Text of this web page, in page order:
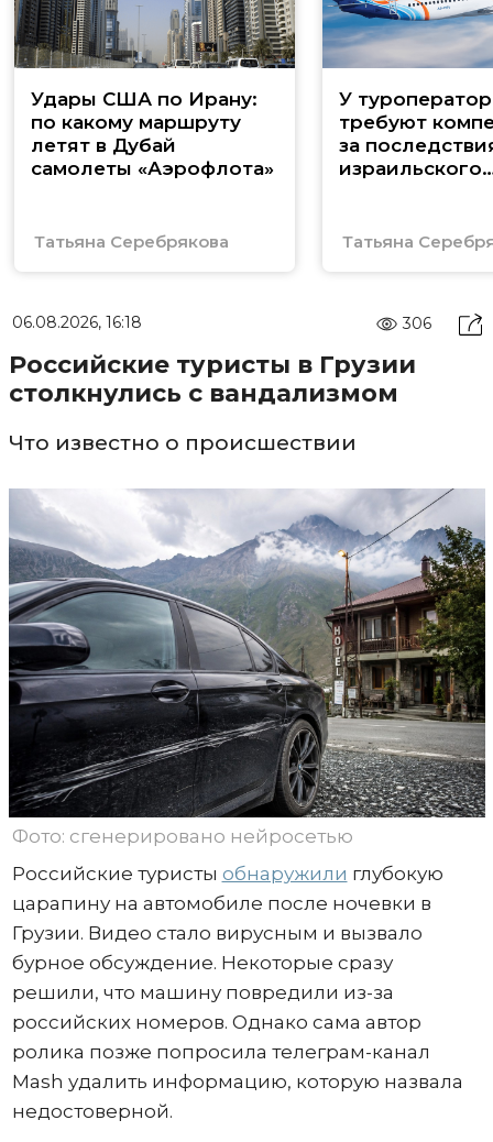
Удары США по Ирану:
по какому маршруту
летят в Дубай
самолеты «Аэрофлота»
Татьяна Серебрякова
У
требуют
за
израильского
Татьяна
06.08.2026, 16:18 306
Российские туристы в Грузии
столкнулись с вандализмом
Что известно о происшествии
Фото: сгенерировано нейросетью
Российские туристы обнаружили глубокую
царапину на автомобиле после ночевки в
Грузии. Видео стало вирусным и вызвало
бурное обсуждение. Некоторые сразу
решили, что машину повредили из-за
российских номеров. Однако сама автор
ролика позже попросила телеграм-канал
Mash удалить информацию, которую назвала
недостоверной.